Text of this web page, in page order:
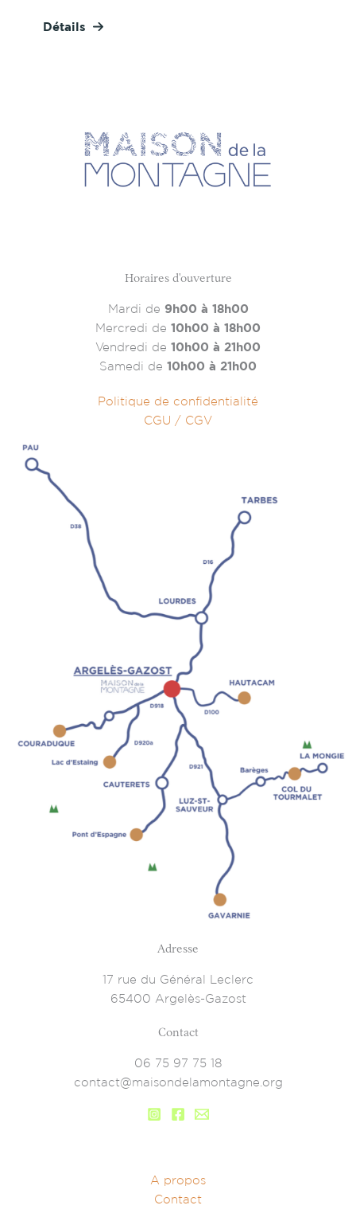
Détails
Horaires d'ouverture
Mardi de 9h00 à 18h00
Mercredi de 10h00 à 18h00
Vendredi de 10h00 à 21h00
Samedi de 10h00 à 21h00
Politique de confidentialité
CGU / CGV
Adresse
17 rue du Général Leclerc
65400 Argelès-Gazost
Contact
06 75 97 75 18
contact@maisondelamontagne.org
A propos
Contact